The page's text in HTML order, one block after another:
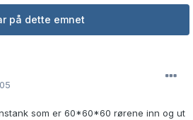
på dette emnet
som er 60*60*60 rørene inn og ut